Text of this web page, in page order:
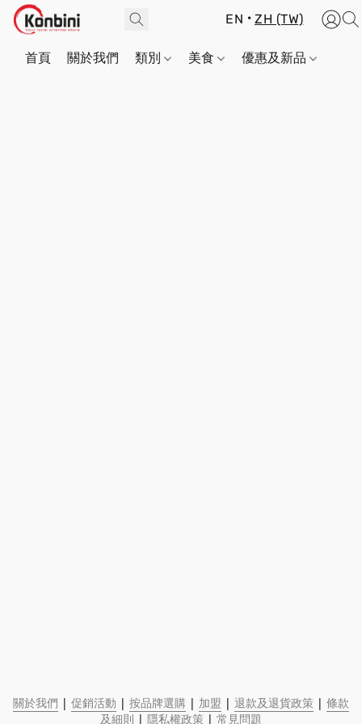
EN ZH (TW)
首頁 關於我們 類別 美食 優惠及新品
關於我們 | 促銷活動 | 按品牌選購 | 加盟 | 退款及退貨政策 | 條款
及細則 | 隱私權政策 | 常見問題